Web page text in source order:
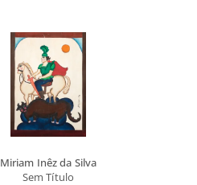
Miriam Inêz da Silva
Sem Título